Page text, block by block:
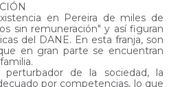
en Pereira de miles de
sin remuneración" y así figuran
del DANE. En esta franja, son
en gran parte se encuentran
de la sociedad, la
por competencias, lo que